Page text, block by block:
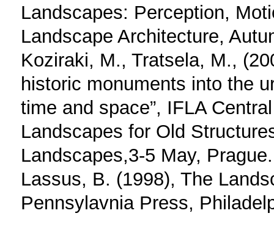
Landscapes: Perception,
Landscape Architecture,
Koziraki, M., Tratsela, M.,
historic monuments into the
time and space”, IFLA
Landscapes for Old
Landscapes,3-5 May, Prague.
Lassus, B. (1998), The
Pennsylavnia Press,